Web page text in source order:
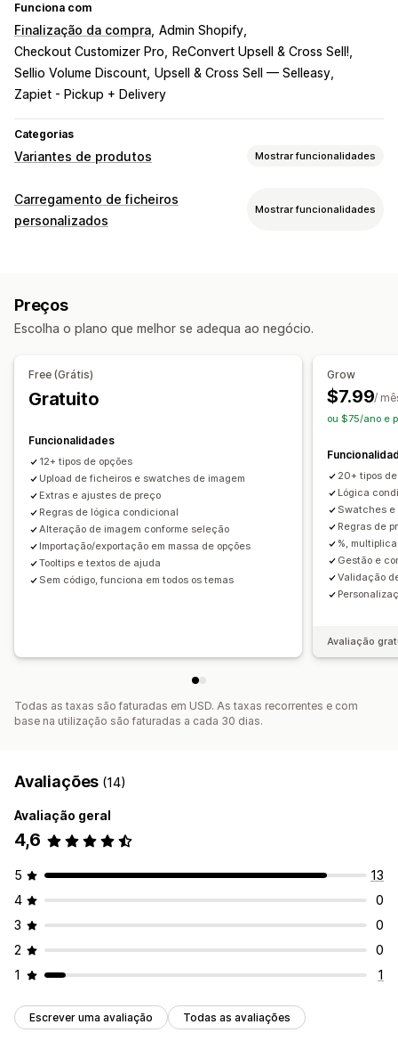
Funciona com
Finalização da compra Admin Shopify
Checkout Customizer Pro
ReConvert Upsell & Cross Sell!
Sellio Volume Discount Upsell & Cross Sell — Selleasy
Zapiet - Pickup + Delivery
Categorias
Variantes de produtos Mostrar funcionalidades
Personalização
Caixas de verificação
CSS personalizado
Tabelas de tamanhos Importar e exportar
Preços
Preços personalizados
Sobretaxas de variantes
Inventário
Ocultar o que não há em stock
Disponibilidade de stock
Mostrar o que há em stock
Atualizações automáticas
Carregamento de ficheiros
personalizados
Mostrar funcionalidades
Preços
Escolha o plano que melhor se adequa ao negócio.
Free (Grátis)
Gratuito
Funcionalidades
12+ tipos de opções
Upload de ficheiros e swatches de imagem
Extras e ajustes de preço
Regras de lógica condicional
Alteração de imagem conforme seleção
Importação/exportação em massa de opções
Tooltips e textos de ajuda
Sem código, funciona em todos os temas
Grow
$7.99/
ou $75/ano e
20+ tipos
Lógica
Swatches e
Regras de
%,
Gestão e
Validação
Avaliação
Todas as taxas são faturadas em USD. As taxas recorrentes e com
base na utilização são faturadas a cada 30 dias.
Avaliações (14)
Avaliação geral
4,6
5
13
4
0
3
0
2
0
1
1
Escrever uma avaliação Todas as avaliações